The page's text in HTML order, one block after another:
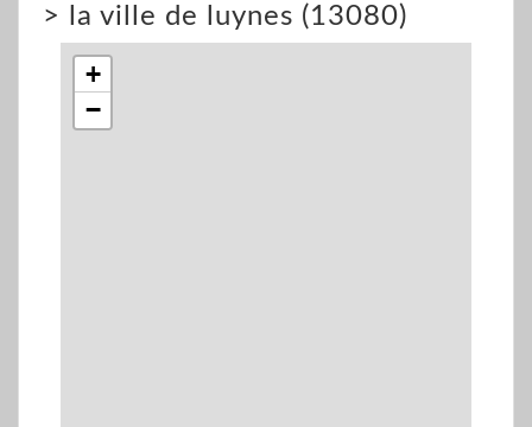
> la ville de luynes (13080)
+
−